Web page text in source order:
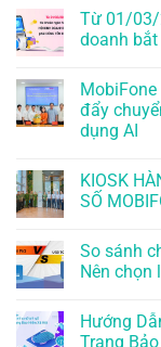
Từ 01/03/
doanh
đẩy
dụng AI
KIOSK
SỐ
So sánh
Nên chọn
Hướng
Trang